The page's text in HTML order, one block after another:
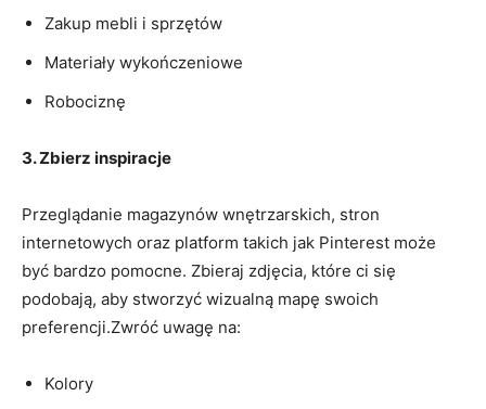
Zakup mebli i sprzętów
Materiały wykończeniowe
Robociznę
3. Zbierz inspiracje
Przeglądanie magazynów wnętrzarskich, stron
internetowych oraz platform‍ takich jak Pinterest ‍może
być bardzo pomocne. ⁢Zbieraj zdjęcia, które ci się
‌podobają, aby stworzyć wizualną mapę swoich
preferencji.Zwróć uwagę na:
Kolory